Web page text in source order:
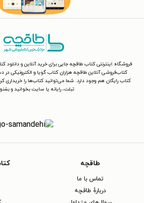
فروشگاه اینترنتی کتاب طاقچه جایی برای خرید آنلاین و
کتاب‌فروشی آنلاین طاقچه هزاران کتاب گویا و الکترونیکی
کتاب رایگان هم وجود دارد. شما می‌توانید کتاب‌ها را خریداری
تبلت، رایانه یا سایت بخوانید و
طاقچه
تماس با ما
دربارهٔ طاقچه